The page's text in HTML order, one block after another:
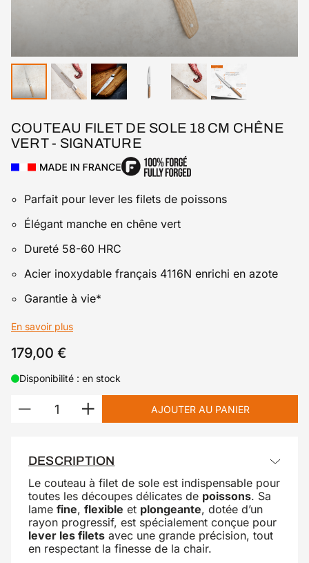
COUTEAU FILET DE SOLE 18 CM CHÊNE
VERT - SIGNATURE
Parfait pour lever les filets de poissons
Élégant manche en chêne vert
Dureté 58-60 HRC
Acier inoxydable français 4116N enrichi en azote
Garantie à vie*
En savoir plus
179,00 €
Disponibilité : en stock
AJOUTER AU PANIER
DESCRIPTION
Le couteau à filet de sole est indispensable pour
toutes les découpes délicates de poissons. Sa
lame fine, flexible et plongeante, dotée d’un
rayon progressif, est spécialement conçue pour
lever les filets avec une grande précision, tout
en respectant la finesse de la chair.